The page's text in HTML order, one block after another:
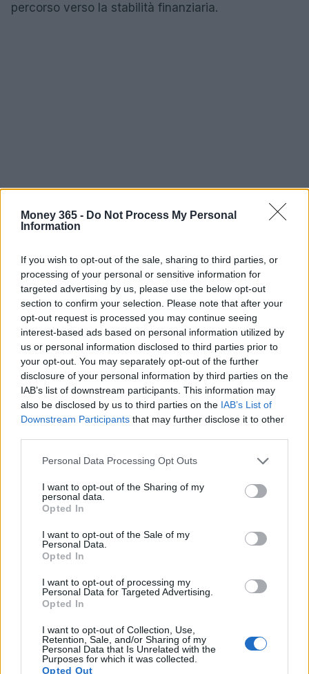
Money 365 - Do Not Process My Personal
Information
If you wish to opt-out of the sale, sharing to third parties, or
processing of your personal or sensitive information for
targeted advertising by us, please use the below opt-out
section to confirm your selection. Please note that after your
opt-out request is processed you may continue seeing
interest-based ads based on personal information utilized by
us or personal information disclosed to third parties prior to
your opt-out. You may separately opt-out of the further
disclosure of your personal information by third parties on the
IAB’s list of downstream participants. This information may
also be disclosed by us to third parties on the IAB’s List of
Downstream Participants that may further disclose it to other
Please note that this website/app uses one or more Google
not limited to your visit or usage behaviour. You may click to
grant or deny consent to Google and its third-party tags to
use your data for below specified purposes in below Google
consent section.
Personal Data Processing Opt Outs
I want to opt-out of the Sharing of my
personal data.
Opted In
I want to opt-out of the Sale of my
Personal Data.
Opted In
I want to opt-out of processing my
Personal Data for Targeted Advertising.
Opted In
I want to opt-out of Collection, Use,
Retention, Sale, and/or Sharing of my
Personal Data that Is Unrelated with the
Purposes for which it was collected.
Opted Out
percorso verso la stabilità finanziaria.
AUTORE
AiAdhubMedia
Continua a leggere